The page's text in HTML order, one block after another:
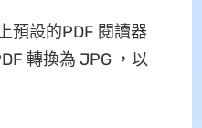
預設的PDF 閱讀器
轉換為 JPG ，以